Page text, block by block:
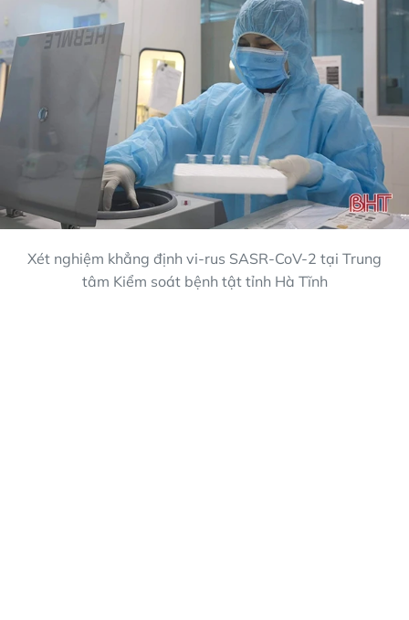
Xét nghiệm khẳng định vi-rus SASR-CoV-2 tại Trung
tâm Kiểm soát bệnh tật tỉnh Hà Tĩnh